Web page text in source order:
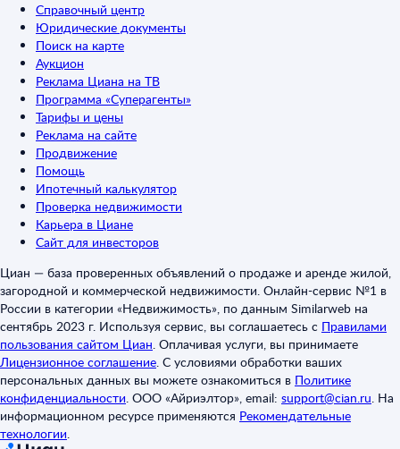
Справочный центр
Юридические документы
Поиск на карте
Аукцион
Реклама Циана на ТВ
Программа «Суперагенты»
Тарифы и цены
Реклама на сайте
Продвижение
Помощь
Ипотечный калькулятор
Проверка недвижимости
Карьера в Циане
Сайт для инвесторов
Циан — база проверенных объявлений о продаже и аренде жилой,
загородной и коммерческой недвижимости. Онлайн-сервис №1 в
России в категории «Недвижимость», по данным Similarweb на
сентябрь 2023 г. Используя сервис, вы соглашаетесь с Правилами
пользования сайтом Циан. Оплачивая услуги, вы принимаете
Лицензионное соглашение. С условиями обработки ваших
персональных данных вы можете ознакомиться в Политике
конфиденциальности. ООО «Айриэлтор», email: support@cian.ru. На
информационном ресурсе применяются Рекомендательные
технологии.